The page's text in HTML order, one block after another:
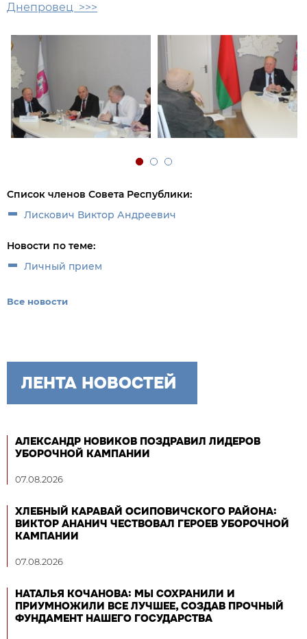
Днепровец >>>
Список членов Совета Республики:
Лискович Виктор Андреевич
Новости по теме:
Личный прием
Все новости
ЛЕНТА НОВОСТЕЙ
АЛЕКСАНДР НОВИКОВ ПОЗДРАВИЛ ЛИДЕРОВ
УБОРОЧНОЙ КАМПАНИИ
07.08.2026
ХЛЕБНЫЙ КАРАВАЙ ОСИПОВИЧСКОГО РАЙОНА:
ВИКТОР АНАНИЧ ЧЕСТВОВАЛ ГЕРОЕВ УБОРОЧНОЙ
КАМПАНИИ
07.08.2026
НАТАЛЬЯ КОЧАНОВА: МЫ СОХРАНИЛИ И
ПРИУМНОЖИЛИ ВСЕ ЛУЧШЕЕ, СОЗДАВ ПРОЧНЫЙ
ФУНДАМЕНТ НАШЕГО ГОСУДАРСТВА